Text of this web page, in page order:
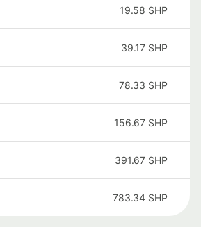
19.58 SHP
39.17 SHP
78.33 SHP
156.67 SHP
391.67 SHP
783.34 SHP